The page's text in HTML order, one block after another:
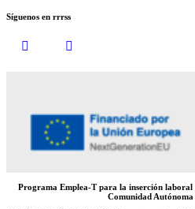
Síguenos en rrrss
Programa Emplea-T para la inserción
Comunidad